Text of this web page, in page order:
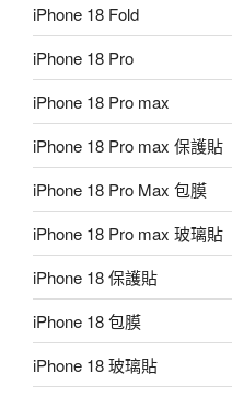
iPhone 18 Fold
iPhone 18 Pro
iPhone 18 Pro max
iPhone 18 Pro max 保護貼
iPhone 18 Pro Max 包膜
iPhone 18 Pro max 玻璃貼
iPhone 18 保護貼
iPhone 18 包膜
iPhone 18 玻璃貼